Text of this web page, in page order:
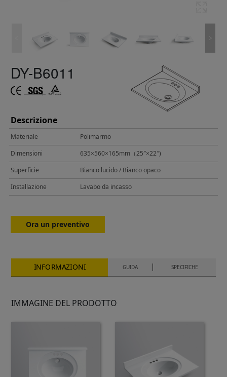
DY-B6011
Descrizione
Materiale
Polimarmo
Dimensioni
635×560×165mm（25″×22″)
Superficie
Bianco lucido / Bianco opaco
Installazione
Lavabo da incasso
Ora un preventivo
INFORMAZIONI GUIDA SPECIFICHE
IMMAGINE DEL PRODOTTO